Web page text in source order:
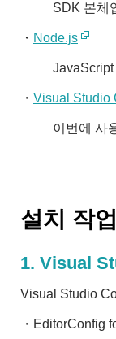
SDK 본체
・ Node.js
・ Visual Studio
이번에 사
설치 작업
1. Visual
Visual Studio
・EditorConfig